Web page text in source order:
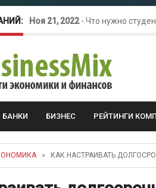
Ноя 21, 2022- Что нужно
Май 16, 2022-Курсовые
БАНКИ БИЗНЕС РЕЙТИНГИ
» КАК НАСТРАИВАТЬ